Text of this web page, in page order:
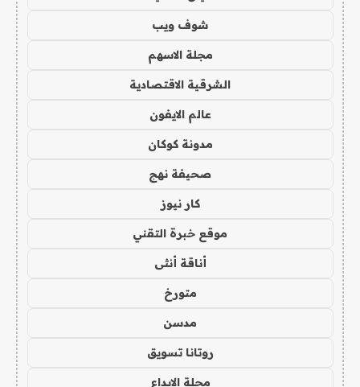
شوف ويب
مجلة الاسهم
الشرقية الاقتصادية
عالم الايفون
مدونة كوكان
صحيفة نهج
كار نيوز
موقع خبرة التقني
أناقة أنثى
متورخ
مدسن
روتانا تسويق
مجلة الابداع